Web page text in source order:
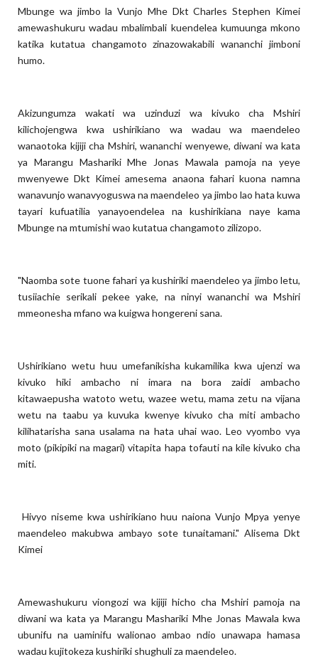
Mbunge wa jimbo la Vunjo Mhe Dkt Charles Stephen Kimei
amewashukuru wadau mbalimbali kuendelea kumuunga mkono
katika kutatua changamoto zinazowakabili wananchi jimboni
humo.
Akizungumza wakati wa uzinduzi wa kivuko cha Mshiri
kilichojengwa kwa ushirikiano wa wadau wa maendeleo
wanaotoka kijiji cha Mshiri, wananchi wenyewe, diwani wa kata
ya Marangu Mashariki Mhe Jonas Mawala pamoja na yeye
mwenyewe Dkt Kimei amesema anaona fahari kuona namna
wanavunjo wanavyoguswa na maendeleo ya jimbo lao hata kuwa
tayari kufuatilia yanayoendelea na kushirikiana naye kama
Mbunge na mtumishi wao kutatua changamoto zilizopo.
"Naomba sote tuone fahari ya kushiriki maendeleo ya jimbo letu,
tusiiachie serikali pekee yake, na ninyi wananchi wa Mshiri
mmeonesha mfano wa kuigwa hongereni sana.
Ushirikiano wetu huu umefanikisha kukamilika kwa ujenzi wa
kivuko hiki ambacho ni imara na bora zaidi ambacho
kitawaepusha watoto wetu, wazee wetu, mama zetu na vijana
wetu na taabu ya kuvuka kwenye kivuko cha miti ambacho
kilihatarisha sana usalama na hata uhai wao. Leo vyombo vya
moto (pikipiki na magari) vitapita hapa tofauti na kile kivuko cha
miti.
Hivyo niseme kwa ushirikiano huu naiona Vunjo Mpya yenye
maendeleo makubwa ambayo sote tunaitamani." Alisema Dkt
Kimei
Amewashukuru viongozi wa kijiji hicho cha Mshiri pamoja na
diwani wa kata ya Marangu Mashariki Mhe Jonas Mawala kwa
ubunifu na uaminifu walionao ambao ndio unawapa hamasa
wadau kujitokeza kushiriki shughuli za maendeleo.